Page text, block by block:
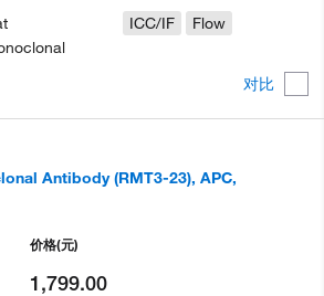
对比
ICC/IF
Flow
Antibody (RMT3-23), APC,
价格(元)
1,799.00